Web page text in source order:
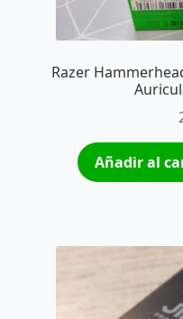
Razer
Añadir al